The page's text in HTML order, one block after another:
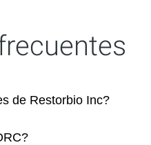
de Restorbio Inc?